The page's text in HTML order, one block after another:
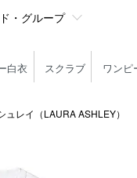
・グループ
白衣 スクラブ ワンピ
ュレイ（LAURA ASHLEY）